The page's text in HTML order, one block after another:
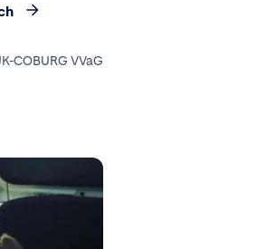
COBURG VVaG